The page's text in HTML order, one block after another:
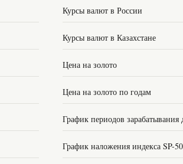
Курсы валют в России
Курсы валют в Казахстане
Цена на золото
Цена на золото по годам
График периодов зарабатывания
График наложения индекса SP-